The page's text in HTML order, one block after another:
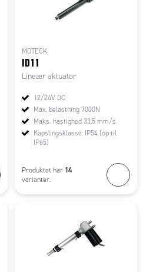
MOTECK
ID11
Lineær aktuator
12/24V DC
Max. belastning 7000N
Maks. hastighed 33,5 mm/s
Kapslingsklasse: IP54 (op til
IP65)
Produktet har 14
varianter.